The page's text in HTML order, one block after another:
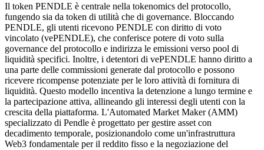
Il token PENDLE è centrale nella tokenomics del protocollo,
fungendo sia da token di utilità che di governance. Bloccando
PENDLE, gli utenti ricevono PENDLE con diritto di voto
vincolato (vePENDLE), che conferisce potere di voto sulla
governance del protocollo e indirizza le emissioni verso pool di
liquidità specifici. Inoltre, i detentori di vePENDLE hanno diritto a
una parte delle commissioni generate dal protocollo e possono
ricevere ricompense potenziate per le loro attività di fornitura di
liquidità. Questo modello incentiva la detenzione a lungo termine e
la partecipazione attiva, allineando gli interessi degli utenti con la
crescita della piattaforma. L'Automated Market Maker (AMM)
specializzato di Pendle è progettato per gestire asset con
decadimento temporale, posizionandolo come un'infrastruttura
Web3 fondamentale per il reddito fisso e la negoziazione del